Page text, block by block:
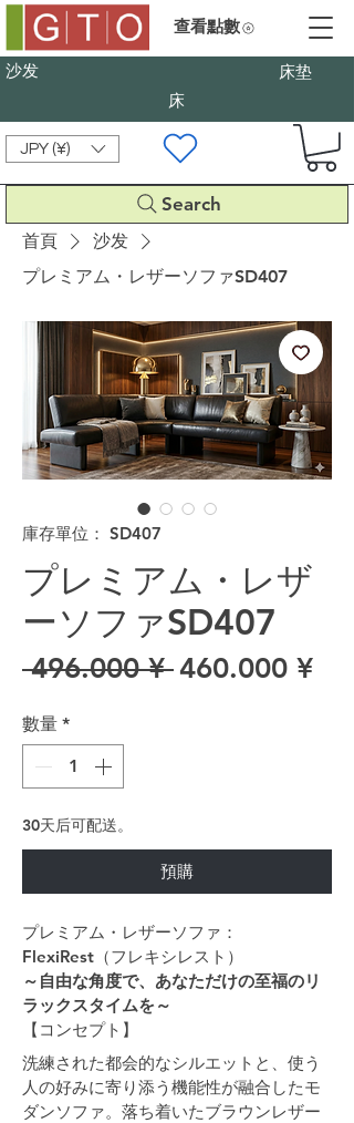
沙发
床垫
床
JPY (¥)
Search
查看點數
首頁
沙发
プレミアム・レザーソファSD407
庫存單位： SD407
プレミアム・レザ
ーソファSD407
496.000 ¥ 一般價格
460.000 ¥促
數量 *
30天后可配送。
預購
プレミアム・レザーソファ：
FlexiRest（フレキシレスト）
～自由な角度で、あなただけの至福のリ
ラックスタイムを～
【コンセプト】
洗練された都会的なシルエットと、使う
人の好みに寄り添う機能性が融合したモ
ダンソファ。落ち着いたブラウンレザー